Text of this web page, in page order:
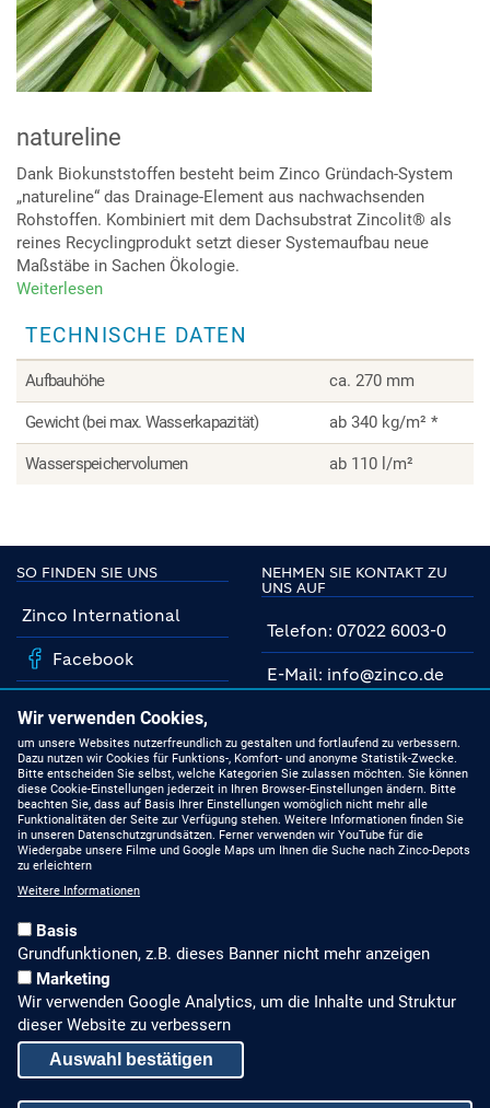
natureline
Dank Biokunststoffen besteht beim Zinco Gründach-System
„natureline“ das Drainage-Element aus nachwachsenden
Rohstoffen. Kombiniert mit dem Dachsubstrat Zincolit® als
reines Recyclingprodukt setzt dieser Systemaufbau neue
Maßstäbe in Sachen Ökologie.
Weiterlesen
TECHNISCHE DATEN
Aufbauhöhe ca. 270 mm
Gewicht (bei max. Wasserkapazität) ab 340 kg/m² *
Wasserspeichervolumen ab 110 l/m²
SO FINDEN SIE UNS
Zinco International
Facebook
YouTube
Linkedin
NEHMEN SIE KONTAKT ZU
UNS AUF
Telefon: 07022 6003-0
E-Mail: info@zinco.de
MIT UNS AUF DEM
NEUESTEN STAND
Produkte
Stellenangebote
ALLGEMEINES, RECHTLICHES
Impressum
Datenschutz
Wir verwenden Cookies,
um unsere Websites nutzerfreundlich zu gestalten und fortlaufend zu verbessern.
Dazu nutzen wir Cookies für Funktions-, Komfort- und anonyme Statistik-Zwecke.
Bitte entscheiden Sie selbst, welche Kategorien Sie zulassen möchten. Sie können
diese Cookie-Einstellungen jederzeit in Ihren Browser-Einstellungen ändern. Bitte
beachten Sie, dass auf Basis Ihrer Einstellungen womöglich nicht mehr alle
Funktionalitäten der Seite zur Verfügung stehen. Weitere Informationen finden Sie
in unseren Datenschutzgrundsätzen. Ferner verwenden wir YouTube für die
Wiedergabe unsere Filme und Google Maps um Ihnen die Suche nach Zinco-Depots
zu erleichtern
Weitere Informationen
Basis
Grundfunktionen, z.B. dieses Banner nicht mehr anzeigen
Marketing
Wir verwenden Google Analytics, um die Inhalte und Struktur
dieser Website zu verbessern
Auswahl bestätigen